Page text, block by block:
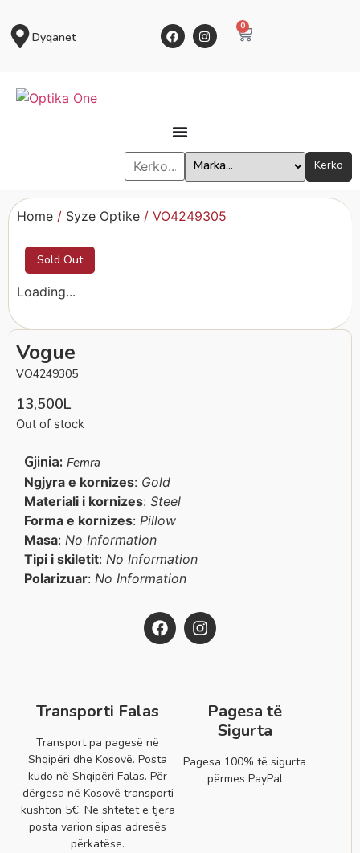
Dyqanet
0
Kerko
Home / Syze Optike / VO4249305
Sold Out
Loading...
Vogue
VO4249305
13,500L
Out of stock
Gjinia: Femra
Ngjyra e kornizes: Gold
Materiali i kornizes: Steel
Forma e kornizes: Pillow
Masa: No Information
Tipi i skiletit: No Information
Polarizuar: No Information
Transporti Falas
Transport pa pagesë në
Shqipëri dhe Kosovë. Posta
kudo në Shqipëri Falas. Për
dërgesa në Kosovë transporti
kushton 5€. Në shtetet e tjera
posta varion sipas adresës
përkatëse.
Pagesa të
Sigurta
Pagesa 100% të sigurta
përmes PayPal